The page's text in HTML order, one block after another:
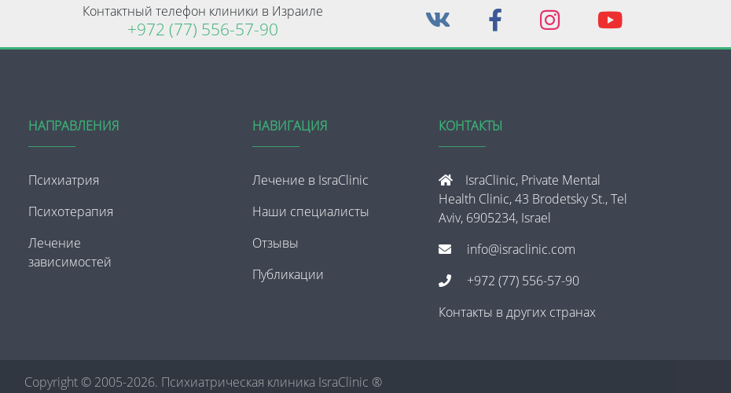
Контактный телефон клиники в Израиле
+972 (77) 556-57-90
НАПРАВЛЕНИЯ
Психиатрия
Психотерапия
Лечение
зависимостей
НАВИГАЦИЯ
Лечение в IsraClinic
Наши специалисты
Отзывы
Публикации
КОНТАКТЫ
IsraClinic, Private Mental
Health Clinic, 43 Brodetsky St., Tel
Aviv, 6905234, Israel
info@israclinic.com
+972 (77) 556-57-90
Контакты в других странах
Copyright © 2005-2026. Психиатрическая клиника IsraClinic ®